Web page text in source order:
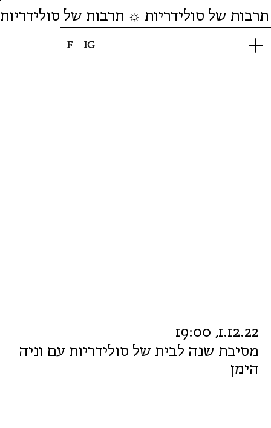
F IG
של סולידריות ☼ תרבות של סולידריות
מסיבת שנה לבית של סולידריות עם וניה
הימן
1.12.22, 19:00